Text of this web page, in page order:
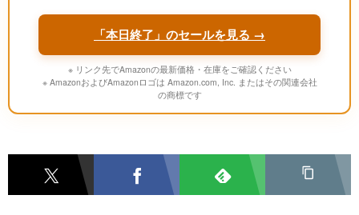
「本日終了」のセールを見る →
※ リンク先でAmazonの最新価格・在庫をご確認ください
※ AmazonおよびAmazonロゴは Amazon.com, Inc. またはその関連会社
の商標です